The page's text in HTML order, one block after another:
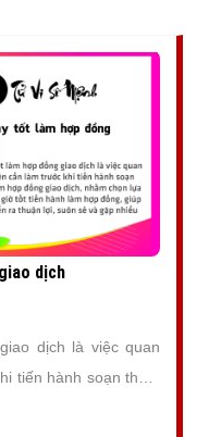
dịch
dịch là việc quan
tiến hành soạn thảo,